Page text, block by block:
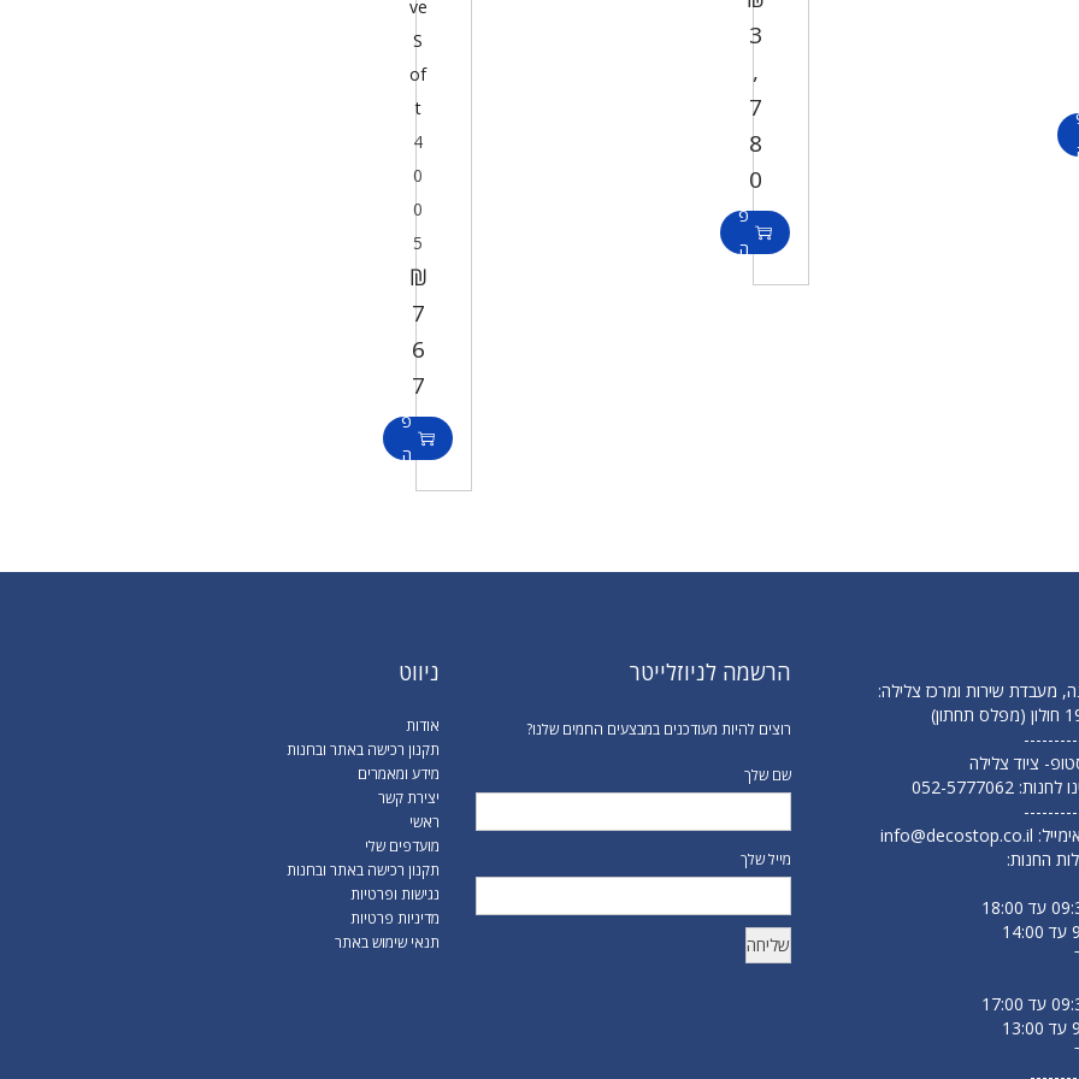
3
,
7
8
0
פ
ה
ve
S
of
t
4
0
0
5
₪
7
6
7
פ
ה
ניווט
אודות
תקנון רכישה באתר ובחנות
מידע ומאמרים
יצירת קשר
ראשי
מועדפים שלי
תקנון רכישה באתר ובחנות
נגישות ופרטיות
מדיניות פרטיות
תנאי שימוש באתר
הרשמה לניוזלייטר
רוצים להיות מעודכנים במבצעים החמים שלנו?
שם שלך
מייל שלך
מעבדת שירות ומרכז צלילה:
ציוד צלילה
לחנות:052-5777062
info@decostop.co.il
החנות: